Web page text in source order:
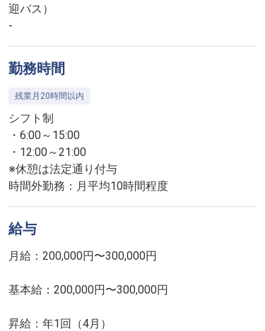
迎バス）
-
勤務時間
残業月20時間以内
シフト制
・6:00～15:00
・12:00～21:00
※休憩は法定通り付与
時間外勤務：月平均10時間程度
給与
月給：200,000円〜300,000円
基本給：200,000円〜300,000円
昇給：年1回（4月）